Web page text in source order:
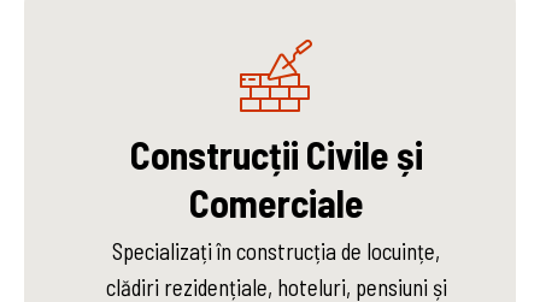
Construcții Civile și
Comerciale
Specializați în construcția de locuințe,
clădiri rezidențiale, hoteluri, pensiuni și